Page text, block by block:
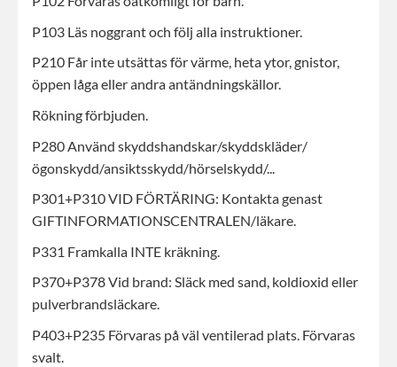
P103 Läs noggrant och följ alla instruktioner.
P210 Får inte utsättas för värme, heta ytor, gnistor,
öppen låga eller andra antändningskällor.
Rökning förbjuden.
P280 Använd skyddshandskar/skyddskläder/
ögonskydd/ansiktsskydd/hörselskydd/...
P301+P310 VID FÖRTÄRING: Kontakta genast
GIFTINFORMATIONSCENTRALEN/läkare.
P331 Framkalla INTE kräkning.
P370+P378 Vid brand: Släck med sand, koldioxid eller
pulverbrandsläckare.
P403+P235 Förvaras på väl ventilerad plats. Förvaras
svalt.